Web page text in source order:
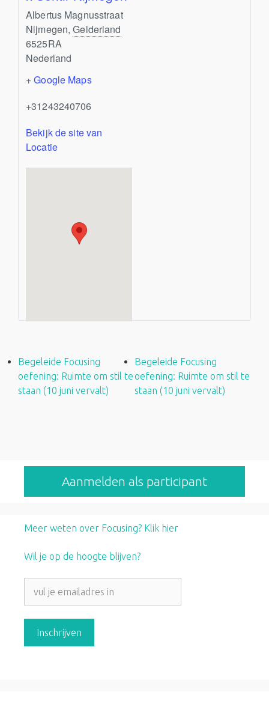
Albertus Magnusstraat
Nijmegen, Gelderland
6525RA
Nederland
+ Google Maps
+31243240706
Bekijk de site van
Locatie
Begeleide Focusing
oefening: Ruimte om stil te
staan (10 juni vervalt)
Begeleide Focusing
oefening: Ruimte om stil te
staan (10 juni vervalt)
Aanmelden als participant
Meer weten over Focusing? Klik hier
Wil je op de hoogte blijven?